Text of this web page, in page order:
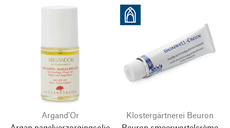
Argand’Or
Klostergärtnerei Beuron